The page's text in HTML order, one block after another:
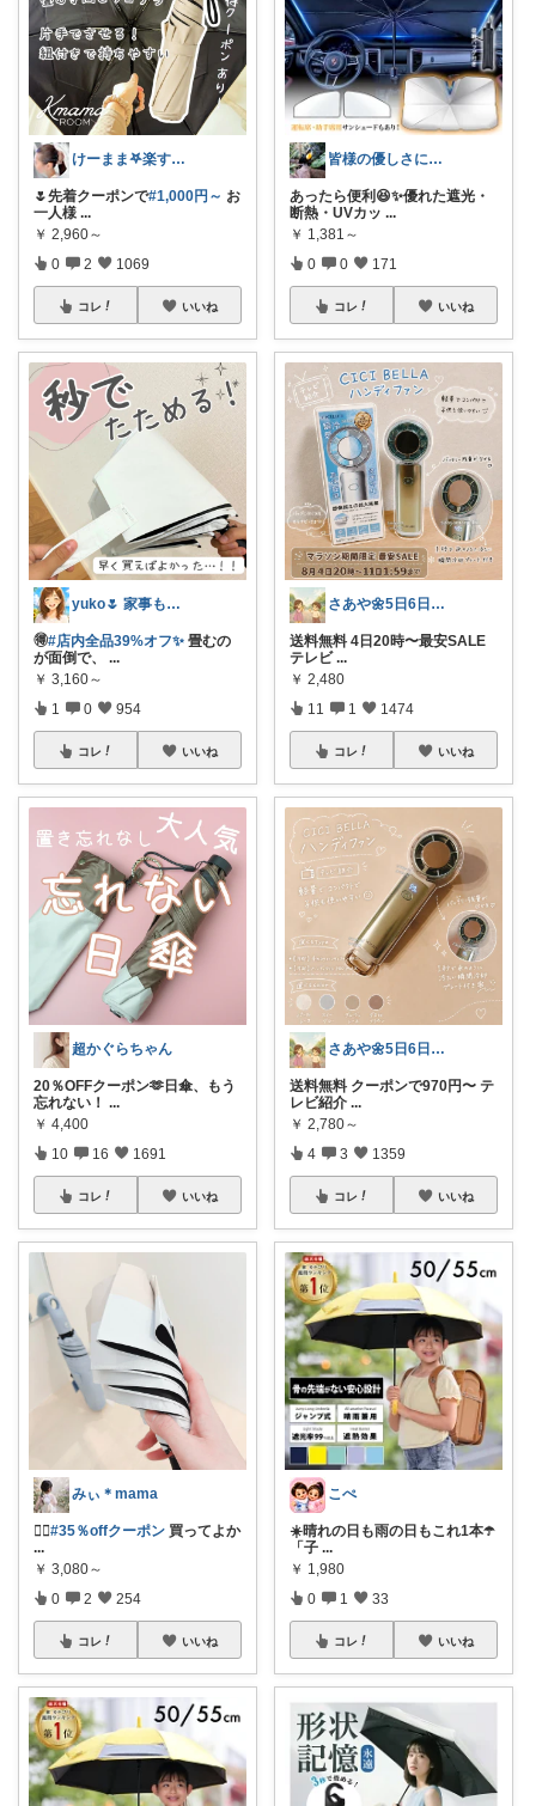
けーまま𖤐楽する家づくり☀︎*.｡
🌷先着クーポンで#1,000円～ お
一人様 ...
￥ 2,960～
0 2 1069
コレ いいね
yuko🌷 家事も育児もちょっとラクに
🉐#店内全品39%オフ✨ 畳むの
が面倒で、
...
￥ 3,160～
1 0 954
コレ いいね
超かぐらちゃん
20％OFFクーポン🫶日傘、もう
忘れない！ ...
￥ 4,400
10 16 1691
コレ いいね
みぃ︎＊mama
❤️‍🔥#35％offクーポン 買ってよか
...
￥ 3,080～
0 2 254
コレ いいね
皆様の優しさに感謝です✨happyミルク
あったら便利😆✨優れた遮光・
断熱・UVカッ ...
￥ 1,381～
0 0 171
コレ いいね
さあや🌼5日6日有難うございます
送料無料 4日20時〜最安SALE
テレビ ...
￥ 2,480
11 1 1474
コレ いいね
さあや🌼5日6日有難うございます
送料無料 クーポンで970円〜 テ
レビ紹介 ...
￥ 2,780～
4 3 1359
コレ いいね
こぺ
☀️晴れの日も雨の日もこれ1本☂️
「子 ...
￥ 1,980
0 1 33
コレ いいね